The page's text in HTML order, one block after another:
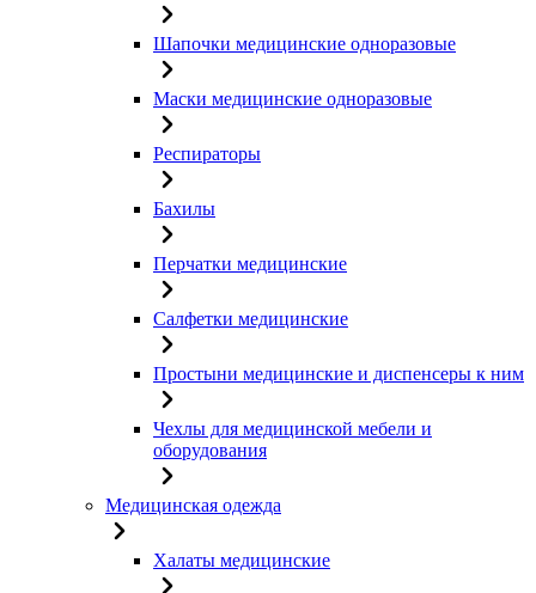
Шапочки медицинские одноразовые
Маски медицинские одноразовые
Респираторы
Бахилы
Перчатки медицинские
Салфетки медицинские
Простыни медицинские и диспенсеры к ним
Чехлы для медицинской мебели и
оборудования
Медицинская одежда
Халаты медицинские